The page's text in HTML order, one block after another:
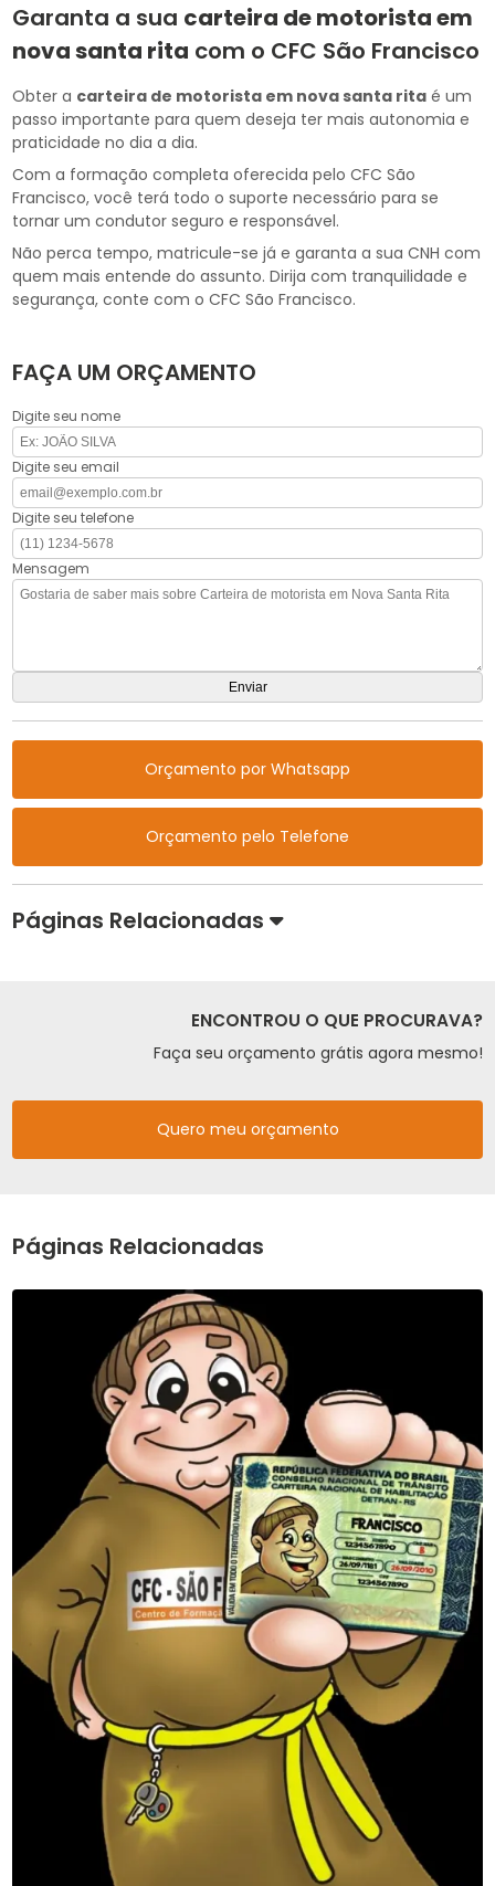
Garanta a sua carteira de motorista em
nova santa rita com o CFC São Francisco
Obter a carteira de motorista em nova santa rita é um
passo importante para quem deseja ter mais autonomia e
praticidade no dia a dia.
Com a formação completa oferecida pelo CFC São
Francisco, você terá todo o suporte necessário para se
tornar um condutor seguro e responsável.
Não perca tempo, matricule-se já e garanta a sua CNH com
quem mais entende do assunto. Dirija com tranquilidade e
segurança, conte com o CFC São Francisco.
FAÇA UM ORÇAMENTO
Digite seu nome
Digite seu email
Digite seu telefone
Mensagem
Orçamento por Whatsapp
Orçamento pelo Telefone
Páginas Relacionadas
ENCONTROU O QUE PROCURAVA?
Faça seu orçamento grátis agora mesmo!
Quero meu orçamento
Páginas Relacionadas